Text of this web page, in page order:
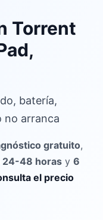
Torrent
batería,
no arranca
gratuito,
24-48 horas y 6
el precio